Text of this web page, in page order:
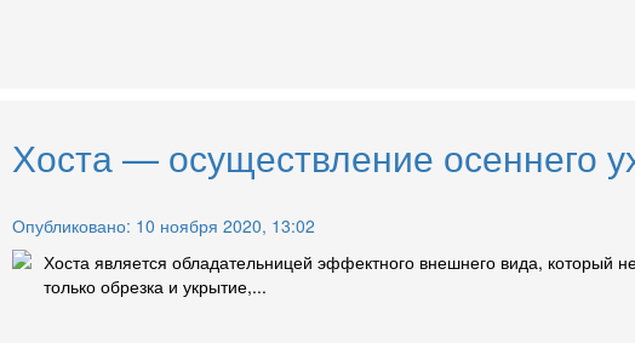
Хоста — осуществление осеннего
Опубликовано: 10 ноября 2020, 13:02
Хоста является обладательницей эффектного внешнего вида, который
только обрезка и укрытие,...